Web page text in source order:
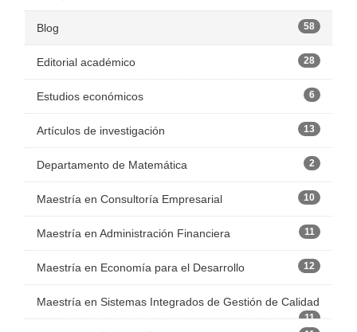
Blog 58
Editorial académico 28
Estudios económicos 6
Artículos de investigación 13
Departamento de Matemática 2
Maestría en Consultoría Empresarial 10
Maestría en Administración Financiera 11
Maestría en Economía para el Desarrollo 12
Maestría en Sistemas Integrados de Gestión de Calidad
11